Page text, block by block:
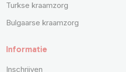
Turkse kraamzorg
Bulgaarse kraamzorg
Informatie
Inschrijven